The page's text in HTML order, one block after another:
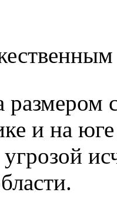
размером
и на